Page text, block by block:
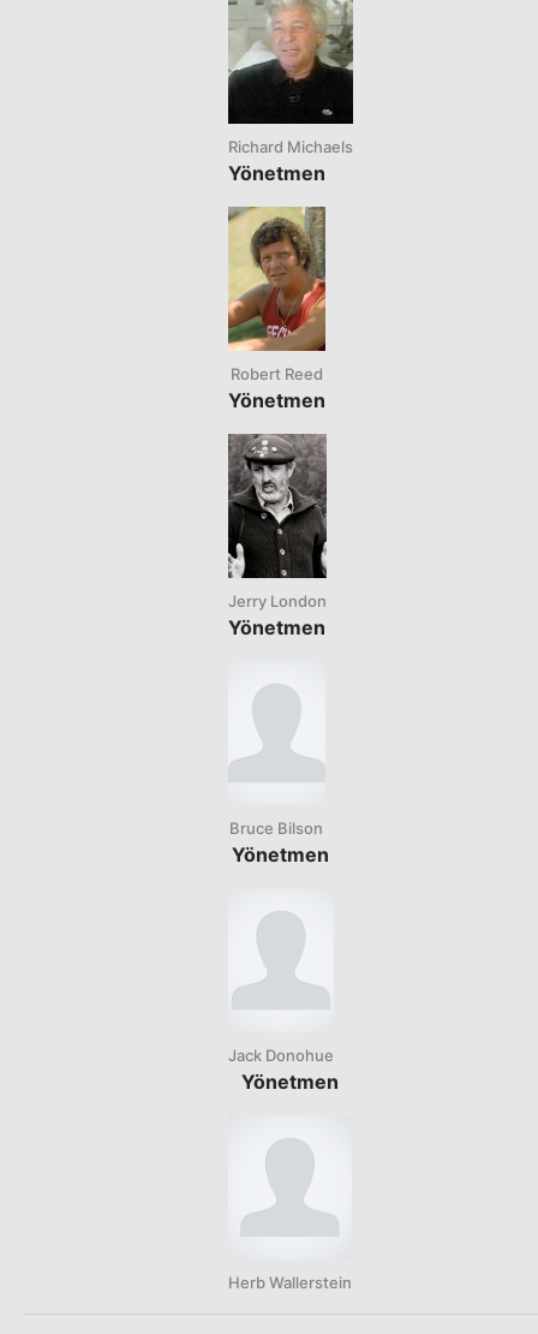
Richard Michaels
Yönetmen
Robert Reed
Yönetmen
Jerry London
Yönetmen
Bruce Bilson
Yönetmen
Jack Donohue
Yönetmen
Herb Wallerstein